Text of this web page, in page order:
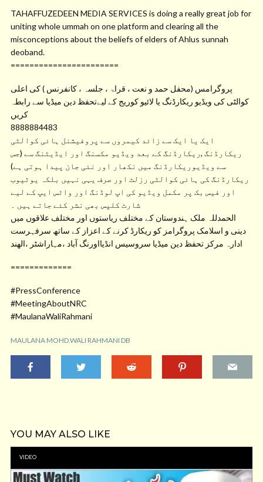
TAHAFFUZEDEEN MEDIA SERVICES is doing a really great job for
uniting whole ummah on one platform and clearing all the
misconceptions about the beliefs of elders of Ahlus sunnah
deoband.
=======================
پروگرامس (محفل حمد و نعت ، قراۃ ، جلسہ ، کانفرنس ) کی اعلی
کوالٹی کی ویڈیو ریکارڈنگ یا لائیو کوریج کے لیےتحفظ دین میڈیا سے رابطہ
کریں
8888884483
ایک یا ایک سے زائد کیمروں سے پروفیشنل ہائی کوالٹی
ریکارڈنگ ,ریکارڈنگ کے بعد ویڈیو مکسنگ اور ایڈیٹنگ سے (جس
سے ویڈیوریکارڈنگ میں نکھار اور نئی جان پیدا ہوتی ہے)
ریکارڈنگ کی ہائی کوالٹی رزلٹ اور صرف یہی نہیں بلکہ یوٹیوب
اور فیس بک پر مکمل ویڈیو کی اپ لوڈنگ اور واٹس ایپ کے لیے
شارٹ کلپس بھی نشر کئے جاتے ہیں ۔
الحمدللہ ملک ہندوستان کے مختلف ریاستوں اور مختلف علاقوں میں
دینی و اسلامک پروگرامز کو ریکارڈ کرنے کے اعزاز کے ساتھ سرفہرست
ادارہ مرکز تحفظ دین میڈیا سروسیس انڈیااورنگ آباد ،مہاراشٹر ،الھند
=============
#PressConference
#MeetingAboutNRC
#MaulanaWaliRahmani
MAULANA MOHD.WALI RAHMANI DB
YOU MAY ALSO LIKE
VIDEO